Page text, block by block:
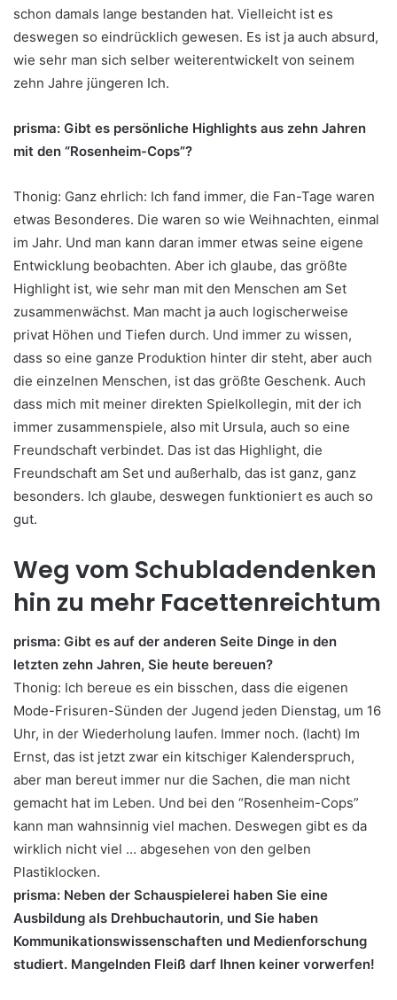
schon damals lange bestanden hat. Vielleicht ist es
deswegen so eindrücklich gewesen. Es ist ja auch absurd,
wie sehr man sich selber weiterentwickelt von seinem
zehn Jahre jüngeren Ich.
prisma: Gibt es persönliche Highlights aus zehn Jahren
mit den “Rosenheim-Cops”?
Thonig: Ganz ehrlich: Ich fand immer, die Fan-Tage waren
etwas Besonderes. Die waren so wie Weihnachten, einmal
im Jahr. Und man kann daran immer etwas seine eigene
Entwicklung beobachten. Aber ich glaube, das größte
Highlight ist, wie sehr man mit den Menschen am Set
zusammenwächst. Man macht ja auch logischerweise
privat Höhen und Tiefen durch. Und immer zu wissen,
dass so eine ganze Produktion hinter dir steht, aber auch
die einzelnen Menschen, ist das größte Geschenk. Auch
dass mich mit meiner direkten Spielkollegin, mit der ich
immer zusammenspiele, also mit Ursula, auch so eine
Freundschaft verbindet. Das ist das Highlight, die
Freundschaft am Set und außerhalb, das ist ganz, ganz
besonders. Ich glaube, deswegen funktioniert es auch so
gut.
Weg vom Schubladendenken
hin zu mehr Facettenreichtum
prisma: Gibt es auf der anderen Seite Dinge in den
letzten zehn Jahren, Sie heute bereuen?
Thonig: Ich bereue es ein bisschen, dass die eigenen
Mode-Frisuren-Sünden der Jugend jeden Dienstag, um 16
Uhr, in der Wiederholung laufen. Immer noch. (lacht) Im
Ernst, das ist jetzt zwar ein kitschiger Kalenderspruch,
aber man bereut immer nur die Sachen, die man nicht
gemacht hat im Leben. Und bei den “Rosenheim-Cops”
kann man wahnsinnig viel machen. Deswegen gibt es da
wirklich nicht viel … abgesehen von den gelben
Plastiklocken.
prisma: Neben der Schauspielerei haben Sie eine
Ausbildung als Drehbuchautorin, und Sie haben
Kommunikationswissenschaften und Medienforschung
studiert. Mangelnden Fleiß darf Ihnen keiner vorwerfen!